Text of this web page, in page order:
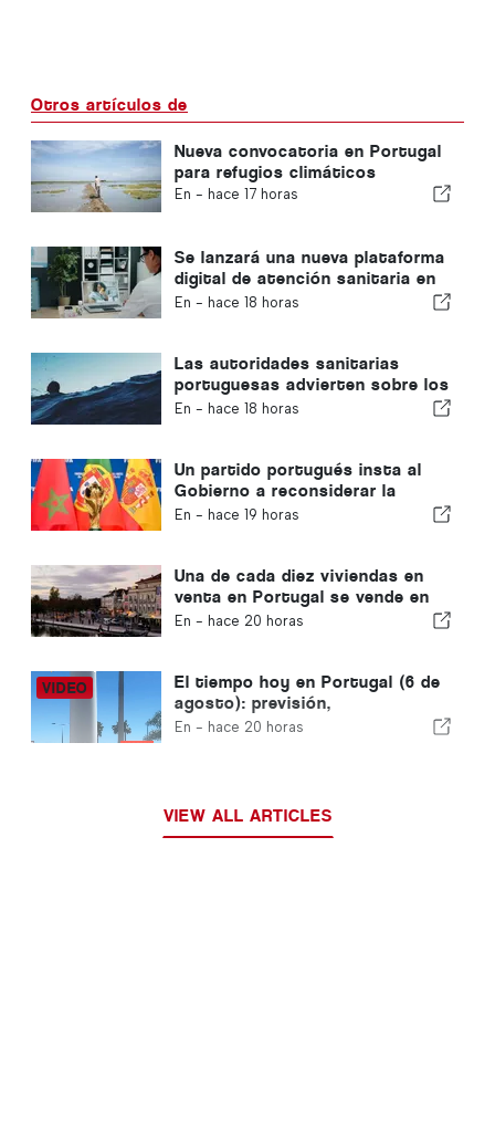
Otros artículos de
Nueva convocatoria en Portugal
para refugios climáticos
En - hace 17 horas
Se lanzará una nueva plataforma
digital de atención sanitaria en
Portugal
En - hace 18 horas
Las autoridades sanitarias
portuguesas advierten sobre los
peligros del ahogamiento
En - hace 18 horas
Un partido portugués insta al
Gobierno a reconsiderar la
candidatura de Marruecos para
En - hace 19 horas
Una de cada diez viviendas en
venta en Portugal se vende en
menos de una semana
En - hace 20 horas
El tiempo hoy en Portugal (6 de
agosto): previsión,
temperaturas y qué se puede
En - hace 20 horas
VIEW ALL ARTICLES